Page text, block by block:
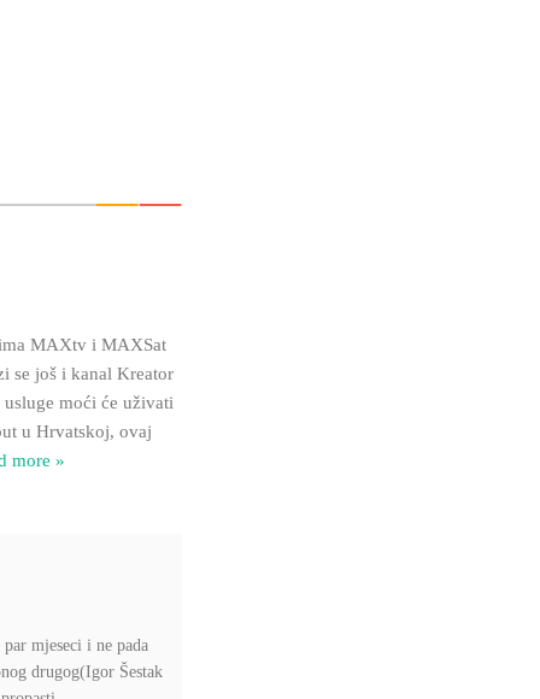
MAXtv i MAXSat
se još i kanal Kreator
moći će uživati
u Hrvatskoj, ovaj
more »
mjeseci i ne pada
drugog(Igor Šestak